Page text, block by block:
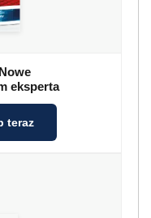
eksperta
teraz